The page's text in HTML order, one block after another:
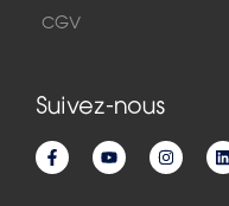
CGV
Suivez-nous